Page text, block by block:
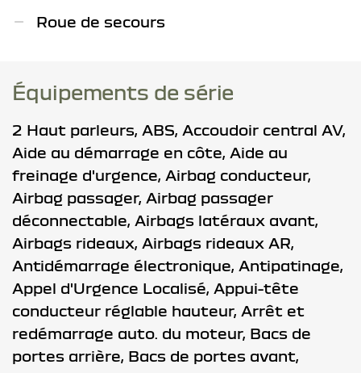
Roue de secours
Équipements de série
2 Haut parleurs, ABS, Accoudoir central AV,
Aide au démarrage en côte, Aide au
freinage d'urgence, Airbag conducteur,
Airbag passager, Airbag passager
déconnectable, Airbags latéraux avant,
Airbags rideaux, Airbags rideaux AR,
Antidémarrage électronique, Antipatinage,
Appel d'Urgence Localisé, Appui-tête
conducteur réglable hauteur, Arrêt et
redémarrage auto. du moteur, Bacs de
portes arrière, Bacs de portes avant,